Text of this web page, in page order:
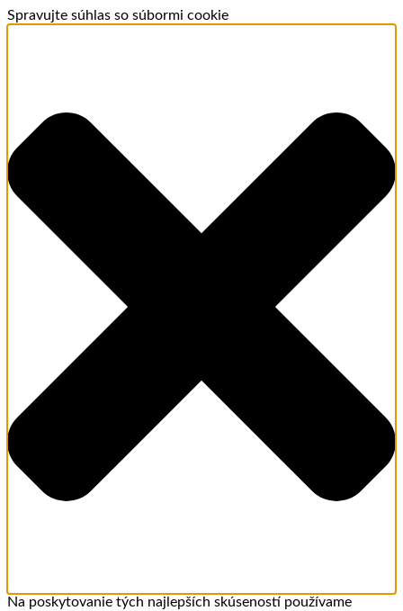
Spravujte súhlas so súbormi cookie
Na poskytovanie tých najlepších skúseností používame
Dobrý deň. Vitajte v Mementolux.sk
Som Aroma, pomôžem Vám nájsť Vašu dokonalú vôňu.
Dovoľte mi poradiť Vám s výberom.
Welcome. I am also available to assist you in English.
🎁 HĽADÁM DARČEK
🏠 VÔNE DO DOMÁCNOSTI